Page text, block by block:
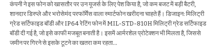
कंपनी ने इस फोन को खासतौर पर उन यूजर्स के लिए पेश किया है, जो कम बजट में बड़ी बैटरी,
शानदार डिस्प्ले और भरोसेमंद परफॉर्मेंस वाला स्मार्टफोन खरीदना चाहते हैं। डिजाइन: मिलिट्री
ग्रेड सर्टिफाइड बॉडी और IP64 रेटिंग फोन में MIL-STD-810H मिलिट्री ग्रेड सर्टिफाइड
बॉडी दी गई है, जो इसे काफी मजबूत बनाती है। इसमें आर्मरशेल प्रोटेक्शन भी मिलता है, जिससे
जमीन पर गिरने से इसके टूटने का खतरा कम रहता…